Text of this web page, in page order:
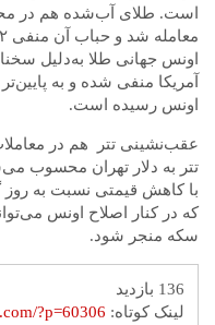
اونس جهانی طلا به‌دلیل
اونس رسیده است.
عقب‌نشینی تتر هم در
تتر به دلار تهران محسوب
با کاهش قیمتی نسبت به روز
که در کنار اصلاح اونس
سکه منجر شود.
136 بازدید
لینک کوتاه:?p=60306